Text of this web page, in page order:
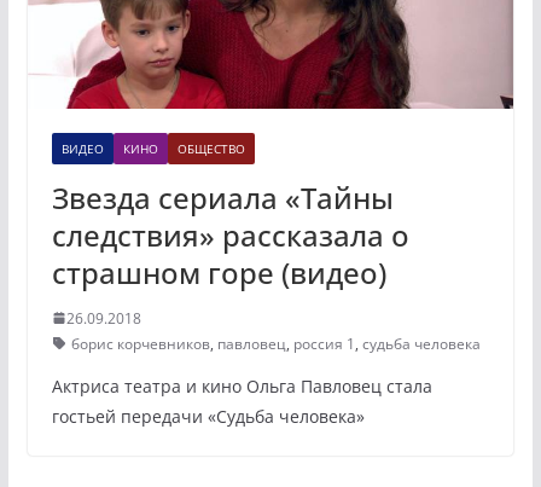
ВИДЕО КИНО ОБЩЕСТВО
Звезда сериала «Тайны
следствия» рассказала о
страшном горе (видео)
26.09.2018
борис корчевников, павловец, россия 1, судьба человека
Актриса театра и кино Ольга Павловец стала
гостьей передачи «Судьба человека»